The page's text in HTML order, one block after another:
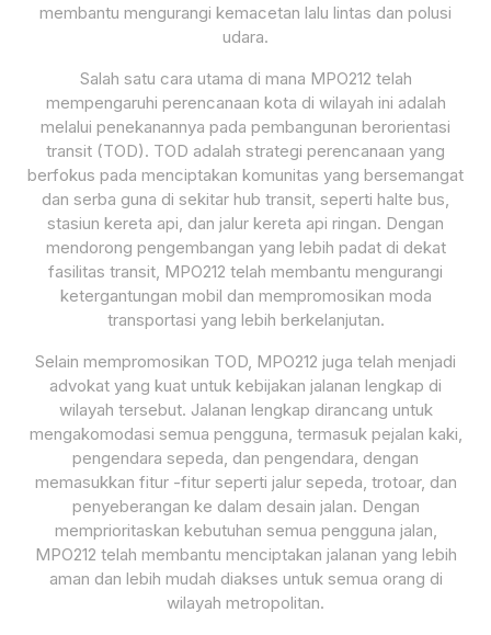
membantu mengurangi kemacetan lalu lintas dan polusi
udara.
Salah satu cara utama di mana MPO212 telah
mempengaruhi perencanaan kota di wilayah ini adalah
melalui penekanannya pada pembangunan berorientasi
transit (TOD). TOD adalah strategi perencanaan yang
berfokus pada menciptakan komunitas yang bersemangat
dan serba guna di sekitar hub transit, seperti halte bus,
stasiun kereta api, dan jalur kereta api ringan. Dengan
mendorong pengembangan yang lebih padat di dekat
fasilitas transit, MPO212 telah membantu mengurangi
ketergantungan mobil dan mempromosikan moda
transportasi yang lebih berkelanjutan.
Selain mempromosikan TOD, MPO212 juga telah menjadi
advokat yang kuat untuk kebijakan jalanan lengkap di
wilayah tersebut. Jalanan lengkap dirancang untuk
mengakomodasi semua pengguna, termasuk pejalan kaki,
pengendara sepeda, dan pengendara, dengan
memasukkan fitur -fitur seperti jalur sepeda, trotoar, dan
penyeberangan ke dalam desain jalan. Dengan
memprioritaskan kebutuhan semua pengguna jalan,
MPO212 telah membantu menciptakan jalanan yang lebih
aman dan lebih mudah diakses untuk semua orang di
wilayah metropolitan.